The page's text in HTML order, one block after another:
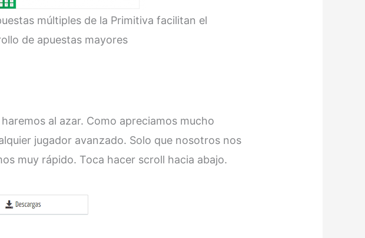
múltiples de la Primitiva facilitan el
de apuestas mayores
al azar. Como apreciamos mucho
jugador avanzado. Solo que nosotros nos
muy rápido. Toca hacer scroll hacia abajo.